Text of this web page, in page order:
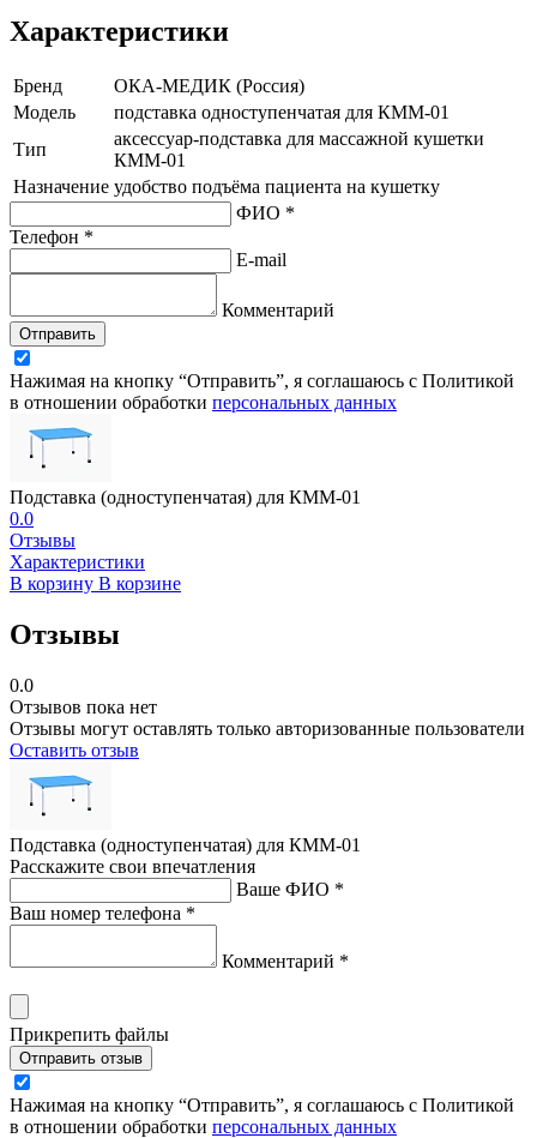
Характеристики
Бренд
ОКА-МЕДИК (Россия)
Модель
подставка одноступенчатая для КММ-01
Тип
аксессуар-подставка для массажной кушетки
КММ-01
Назначение удобство подъёма пациента на кушетку
ФИО *
Телефон *
E-mail
Комментарий
Отправить
Нажимая на кнопку “Отправить”, я соглашаюсь с Политикой
в отношении обработки персональных данных
Подставка (одноступенчатая) для КММ-01
0.0
Отзывы
Характеристики
В корзину В корзине
Отзывы
0.0
Отзывов пока нет
Отзывы могут оставлять только авторизованные пользователи
Оставить отзыв
Подставка (одноступенчатая) для КММ-01
Расскажите свои впечатления
Ваше ФИО *
Ваш номер телефона *
Комментарий *
Прикрепить файлы
Отправить отзыв
Нажимая на кнопку “Отправить”, я соглашаюсь с Политикой
в отношении обработки персональных данных